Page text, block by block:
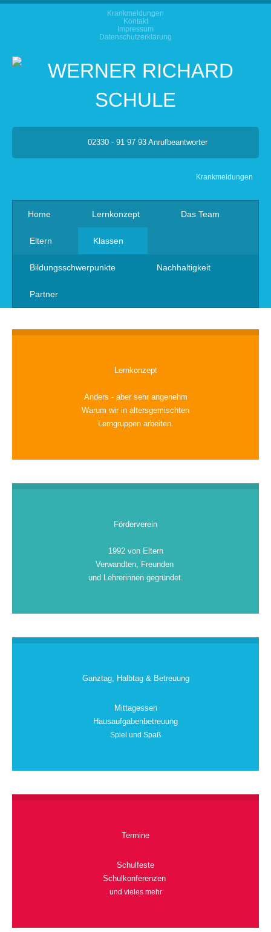
Krankmeldungen
Kontakt
Impressum
Datenschutzerklärung
02330 - 91 97 93 Anrufbeantworter
Krankmeldungen
Home Lernkonzept Das Team
Eltern Klassen
Bildungsschwerpunkte Nachhaltigkeit
Partner
Lernkonzept
Anders - aber sehr angenehm
Warum wir in altersgemischten
Lerngruppen arbeiten.
Förderverein
1992 von Eltern
Verwandten, Freunden
und Lehrerinnen gegründet.
Ganztag, Halbtag & Betreuung
Mittagessen
Hausaufgabenbetreuung
Spiel und Spaß
Termine
Schulfeste
Schulkonferenzen
und vieles mehr